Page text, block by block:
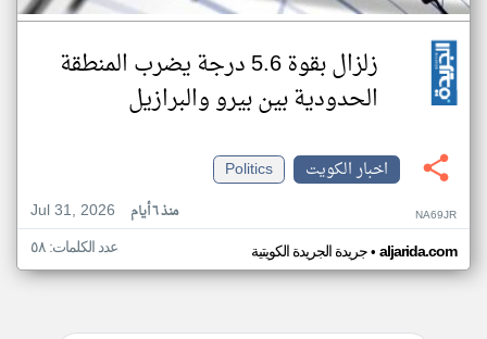
زلزال بقوة 5.6 درجة يضرب المنطقة
الحدودية بين بيرو والبرازيل
اخبار الكويت
Politics
Jul 31, 2026
منذ ٦ أيام NA69JR
جريدة الجريدة الكويتية• aljarida.com عدد الكلمات: ٥٨